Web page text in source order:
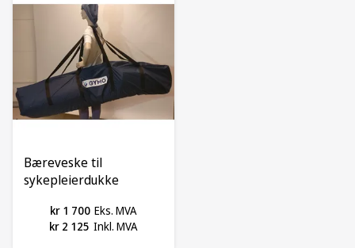
Bæreveske til
sykepleierdukke
kr 1 700 Eks. MVA
kr 2 125 Inkl. MVA